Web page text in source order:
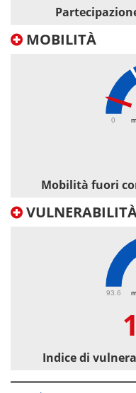
MOBILITÀ
0
Mobilità fuori
93.6
Indice di